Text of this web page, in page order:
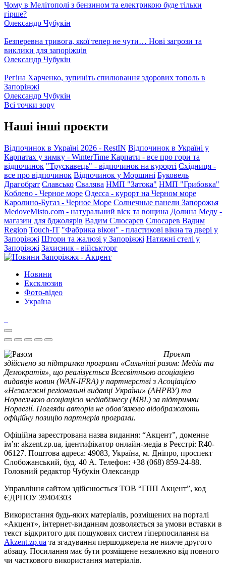
Чому в Мелітополі з бензином та електрикою буде тільки
гірше?
Олександр Чубукін
Безперевна тривога, якої тепер не чути… Нові загрози та
виклики для запоріжців
Олександр Чубукін
Регіна Харченко, зупиніть спилювання здорових тополь в
Запоріжжі
Олександр Чубукін
Всі точки зору
Наші інші проєкти
Відпочинок в Україні 2026 - RestIN Відпочинок в Україні у
Карпатах у зимку - WinterTime Карпати - все про гори та
відпочинок "Трускавець" - відпочинок на курорті Східниця -
все про відпочинок Відпочинок у Моршині Буковель
Драгобрат Славсько Свалява НМП "Затока" НМП "Грибовка"
Коблево - Черное море Одесса - курорт на Черном море
Каролино-Бугаз - Черное Море Солнечные панели Запорожья
MedoveMisto.com - натуральний віск та вощина Долина Меду -
магазин для бджолярів Вадим Слюсарєв Слюсарев Вадим
Region Touch-IT "Фабрика вікон" - пластикові вікна та двері у
Запоріжжі Штори та жалюзі у Запоріжжі Натяжні стелі у
Запоріжжі Захисник - військторг
Новини
Ексклюзив
Фото-відео
Україна
Проєкт
здійснено за підтримки програми «Сильніші разом: Медіа та
Демократія», що реалізується Всесвітньою асоціацією
видавців новин (WAN-IFRA) у партнерстві з Асоціацією
«Незалежні регіональні видавці України» (АНРВУ) та
Норвезькою асоціацією медіабізнесу (MBL) за підтримки
Норвегії. Погляди авторів не обов’язково відображають
офіційну позицію партнерів програми.
Офіційна зареєстрована назва видання: “Акцент”, доменне
ім’я: akzent.zp.ua, ідентифікатор онлайн-медіа в Реєстрі: R40-
06127. Поштова адреса: 49083, Україна, м. Дніпро, проспект
Слобожанський, буд. 40 А. Телефон: +38 (068) 859-24-88.
Головний редактор Чубукін Олександр
Управління сайтом здійснюється ТОВ “ГПП Акцент”, код
ЄДРПОУ 39404303
Використання будь-яких матеріалів, розміщених на порталі
«Акцент», інтернет-виданням дозволяється за умови вставки в
текст відкритого для пошукових систем гіперпосилання на
Akzent.zp.ua та згадування першоджерела не нижче другого
абзацу. Посилання має бути розміщене незалежно від повного
чи часткового використання матеріалів.